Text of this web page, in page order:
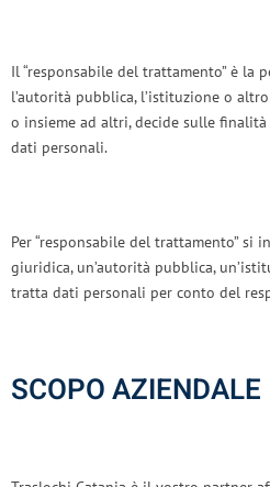
Il “responsabile del trattamento” è la
l’autorità pubblica, l’istituzione o
o insieme ad altri, decide sulle
dati personali.
Per “responsabile del trattamento” si
giuridica, un’autorità pubblica,
tratta dati personali per conto del
SCOPO AZIENDALE